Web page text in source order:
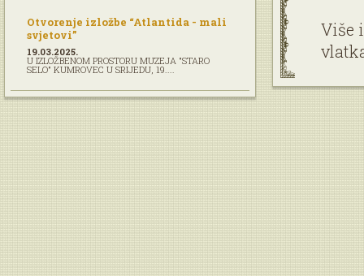
Otvorenje izložbe “Atlantida - mali
svjetovi”
19.03.2025.
U IZLOŽBENOM PROSTORU MUZEJA "STARO
SELO" KUMROVEC U SRIJEDU, 19....
Više